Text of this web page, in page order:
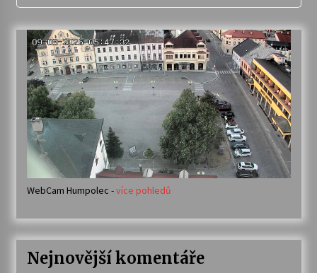
WebCam Humpolec -více pohledů
Nejnovější komentáře